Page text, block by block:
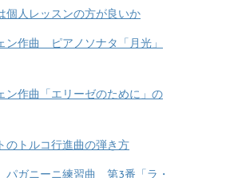
個人レッスンの方が良いか
ン作曲 ピアノソナタ「月光」
ン作曲「エリーゼのために」の
のトルコ行進曲の弾き方
パガニーニ練習曲 第3番「ラ・